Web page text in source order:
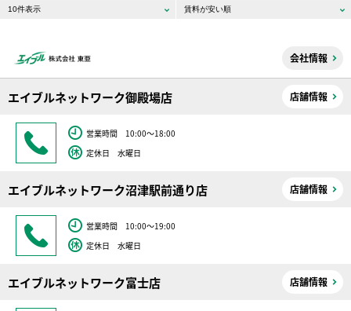
会社情報
エイブルネットワーク御殿場店 店舗情報
営業時間 10:00～18:00
定休日 水曜日
エイブルネットワーク沼津駅前通り店 店舗情報
営業時間 10:00～19:00
定休日 水曜日
エイブルネットワーク富士店 店舗情報